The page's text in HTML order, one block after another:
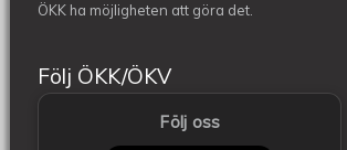
ÖKK ha möjligheten att göra det.
Följ ÖKK/ÖKV
Följ oss